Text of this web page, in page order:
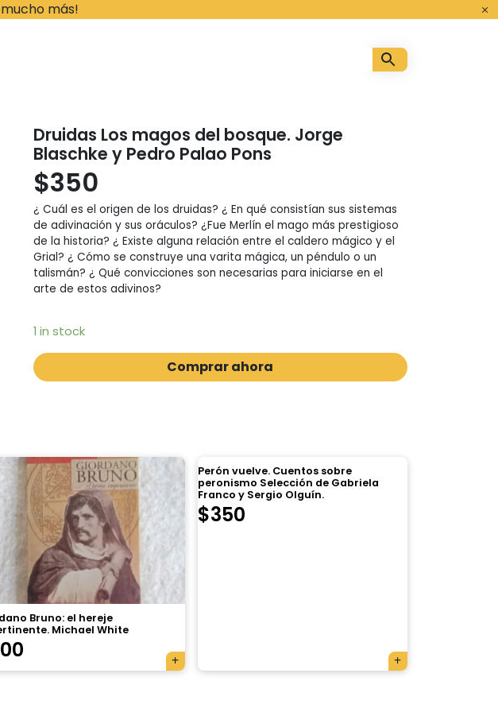
más!
Druidas Los magos del bosque. Jorge
Blaschke y Pedro Palao Pons
$350
¿ Cuál es el origen de los druidas? ¿ En qué consistían sus sistemas
de adivinación y sus oráculos? ¿Fue Merlín el mago más prestigioso
de la historia? ¿ Existe alguna relación entre el caldero mágico y el
Grial? ¿ Cómo se construye una varita mágica, un péndulo o un
talismán? ¿ Qué convicciones son necesarias para iniciarse en el
arte de estos adivinos?
1 in stock
Comprar ahora
Bruno: el hereje
Michael White
Perón vuelve. Cuentos sobre
peronismo Selección de Gabriela
Franco y Sergio Olguín.
$350